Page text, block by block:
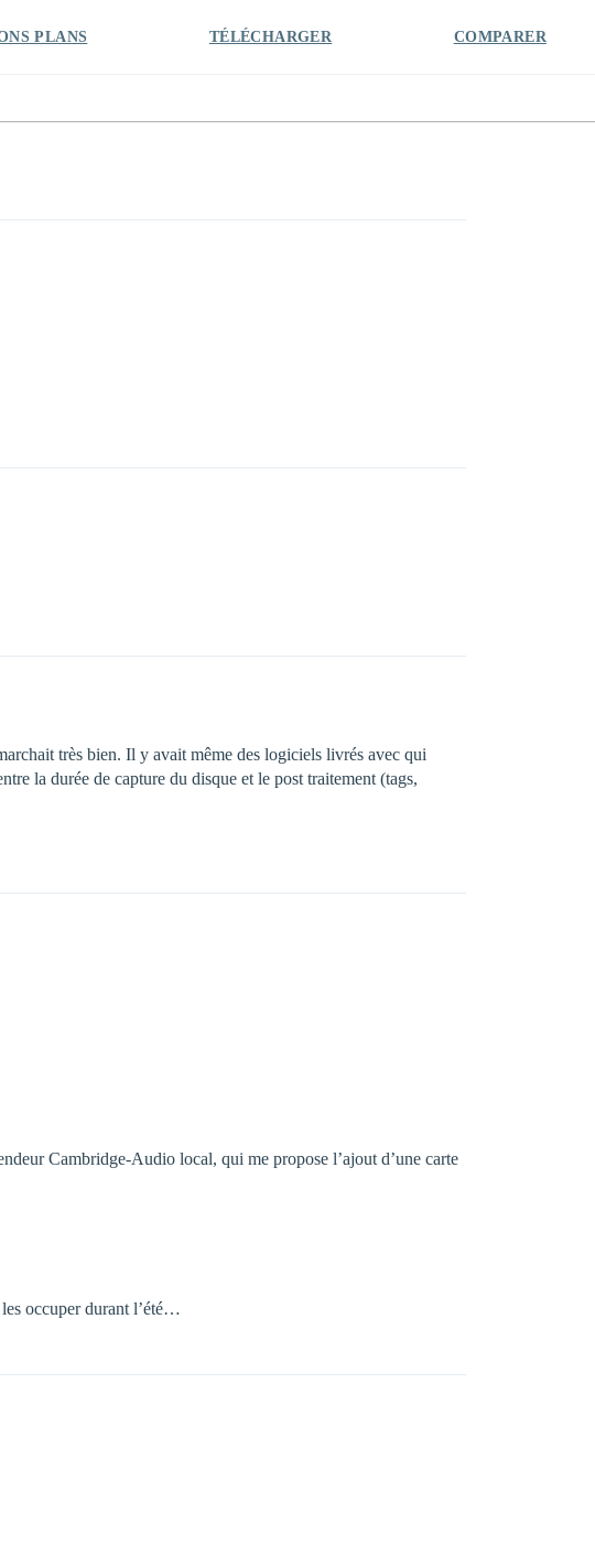
PLANS TÉLÉCHARGER COMPARER
très bien. Il y avait même des logiciels livrés avec qui
la durée de capture du disque et le post traitement (tags,
Cambridge-Audio local, qui me propose l’ajout d’une carte
occuper durant l’été…